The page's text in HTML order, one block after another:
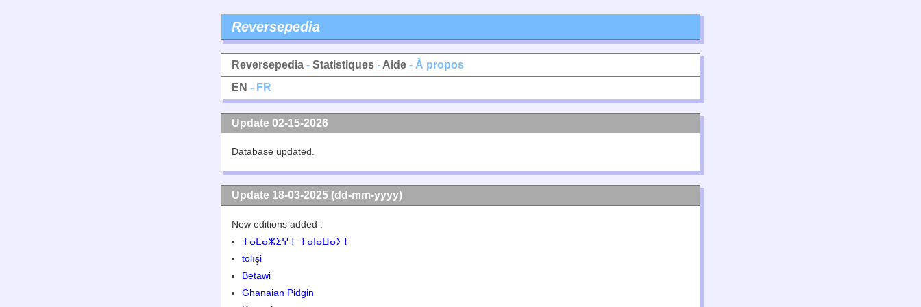
Reversepedia
Reversepedia - Statistiques - Aide - À propos
EN - FR
Update 02-15-2026
Database updated.
Update 18-03-2025 (dd-mm-yyyy)
New editions added :
ⵜⴰⵎⴰⵣⵉⵖⵜ ⵜⴰⵏⴰⵡⴰⵢⵜ
tolışi
Betawi
Ghanaian Pidgin